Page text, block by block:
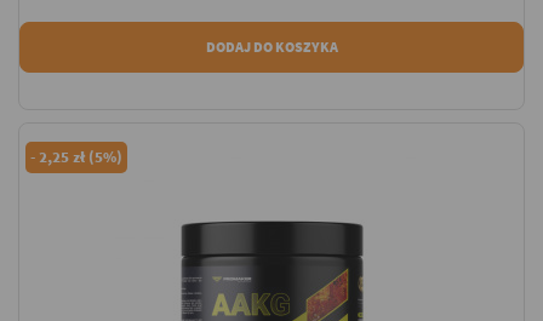
DODAJ DO KOSZYKA
-2,25 zł (5%)